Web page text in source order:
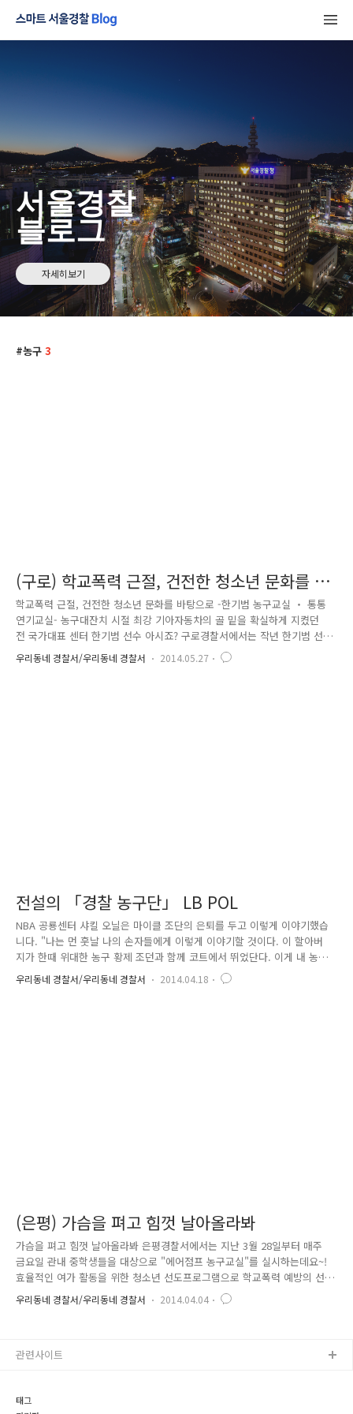
서울경찰
블로그
자세히보기
농구 3
(구로) 학교폭력 근절, 건전한 청소년 문화를 바
탕으로
학교폭력 근절, 건전한 청소년 문화를 바탕으로 -한기범 농구교실 ‧ 통통
연기교실- 농구대잔치 시절 최강 기아자동차의 골 밑을 확실하게 지켰던
전 국가대표 센터 한기범 선수 아시죠? 구로경찰서에서는 작년 한기범 선
수를 명예 경찰 홍보대사로 위촉하였는데요. 홍보대사로 위촉된 한기범 선
수는 매월 둘째, 넷째 주 토요일 관내 중, 고등학생들을 대상으로 한기범
우리동네 경찰서/우리동네 경찰서 2014.05.27
전설의 「경찰 농구단」 LB POL
NBA 공룡센터 샤킬 오닐은 마이클 조단의 은퇴를 두고 이렇게 이야기했습
니다. "나는 먼 훗날 나의 손자들에게 이렇게 이야기할 것이다. 이 할아버
지가 한때 위대한 농구 황제 조던과 함께 코트에서 뛰었단다. 이게 내 농구
인생에 가장 기억에 남는 일이다." 90년대 마이클 조던은 전 세계 청소년
들을 농구코트로 불러냈고, 당시 아이들은 마이클 조던의 그림이 새겨진
우리동네 경찰서/우리동네 경찰서 2014.04.18
(은평) 가슴을 펴고 힘껏 날아올라봐
가슴을 펴고 힘껏 날아올라봐 은평경찰서에서는 지난 3월 28일부터 매주
금요일 관내 중학생들을 대상으로 "에어점프 농구교실"를 실시하는데요~!
효율적인 여가 활동을 위한 청소년 선도프로그램으로 학교폭력 예방의 선
도적인 역할을 수행할 SPO들의 활약상입니다. 은평경찰서와 관내 청소년
이 함께하는 ‘에어점프농구교실’에서 스마일보이들 한번 보세요! Happy
아! 그 꿈 이루도록 은평 경찰이 도와줄게! 힘을 내봐 용길 내봐 너라면 할
우리동네 경찰서/우리동네 경찰서 2014.04.04
태그
관련사이트